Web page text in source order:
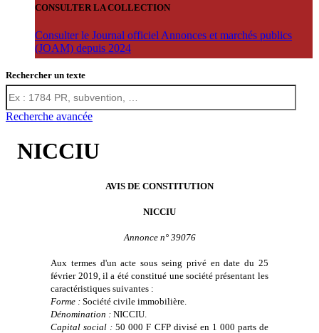
CONSULTER LA COLLECTION
Consulter le Journal officiel Annonces et marchés publics
(JOAM) depuis 2024
Rechercher un texte
Recherche avancée
NICCIU
AVIS DE CONSTITUTION
NICCIU
Annonce n° 39076
Aux termes d'un acte sous seing privé en date du 25
février 2019, il a été constitué une société présentant les
caractéristiques suivantes :
Forme : Société civile immobilière.
Dénomination : NICCIU
Capital social : 50 000 F CFP divisé en 1 000 parts de